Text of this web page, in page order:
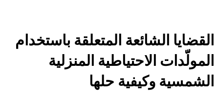
القضايا الشائعة المتعلقة باستخدام
المولّدات الاحتياطية المنزلية
الشمسية وكيفية حلها